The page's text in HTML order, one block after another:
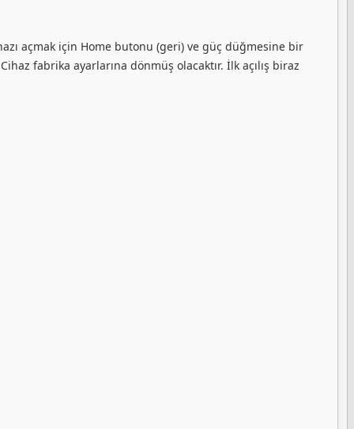
açmak için Home butonu (geri) ve güç düğmesine bir
fabrika ayarlarına dönmüş olacaktır. İlk açılış biraz